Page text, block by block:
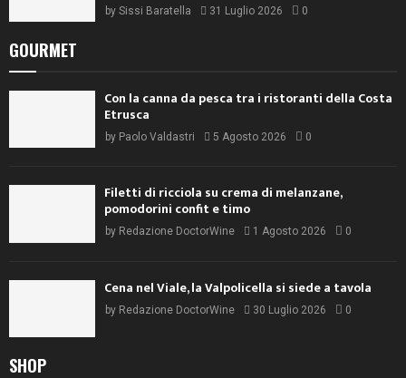
by Sissi Baratella 31 Luglio 2026 0
GOURMET
Con la canna da pesca tra i ristoranti della Costa
Etrusca
by Paolo Valdastri 5 Agosto 2026 0
Filetti di ricciola su crema di melanzane,
pomodorini confit e timo
by Redazione DoctorWine 1 Agosto 2026 0
Cena nel Viale, la Valpolicella si siede a tavola
by Redazione DoctorWine 30 Luglio 2026 0
SHOP